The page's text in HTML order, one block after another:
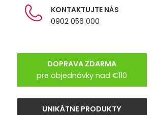
KONTAKTUJTE NÁS
0902 056 000
DOPRAVA ZDARMA
pre objednávky nad €110
UNIKÁTNE PRODUKTY